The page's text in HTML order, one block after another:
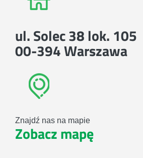
ul. Solec 38 lok. 105
00-394 Warszawa
Znajdź nas na mapie
Zobacz mapę